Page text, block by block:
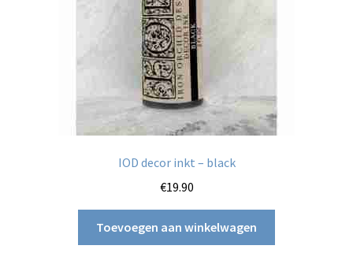
IOD decor inkt – black
€19.90
Toevoegen aan winkelwagen